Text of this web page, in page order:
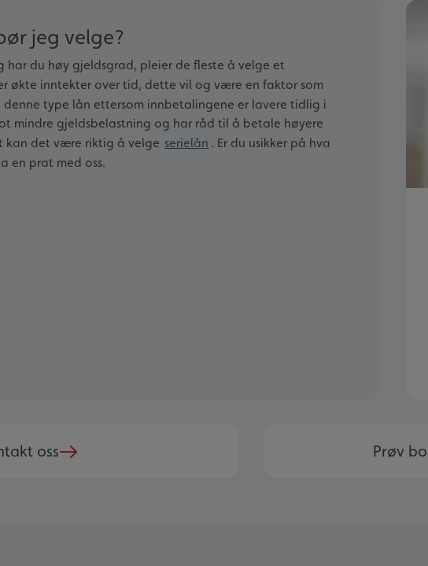
jeg velge?
har du høy gjeldsgrad, pleier de fleste å velge et
økte inntekter over tid, dette vil og være en faktor som
type lån ettersom innbetalingene er lavere tidlig i
mindre gjeldsbelastning og har råd til å betale høyere
det være riktig å velge serielån . Er du usikker på hva
en prat med oss.
oss Prøv